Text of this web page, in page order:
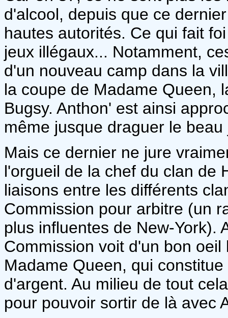
d'alcool, depuis que ce
hautes autorités. Ce qui fait
jeux illégaux... Notamment,
d'un nouveau camp dans la
la coupe de Madame Queen,
Bugsy. Anthon' est ainsi
même jusque draguer le
Mais ce dernier ne jure
l'orgueil de la chef du clan de
liaisons entre les différents
Commission pour arbitre (un
plus influentes de New-York).
Commission voit d'un bon
Madame Queen, qui
d'argent. Au milieu de tout
pour pouvoir sortir de là avec